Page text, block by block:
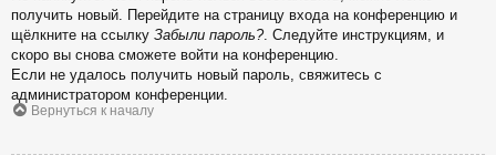
получить новый. Перейдите на страницу входа на конференцию и
щёлкните на ссылку Забыли пароль?. Следуйте инструкциям, и
скоро вы снова сможете войти на конференцию.
Если не удалось получить новый пароль, свяжитесь с
администратором конференции.
Вернуться к началу